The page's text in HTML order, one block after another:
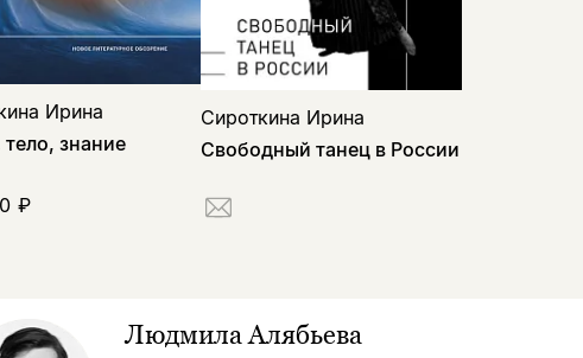
Ирина
знание
₽
Сироткина Ирина
Свободный танец в России
Людмила Алябьева